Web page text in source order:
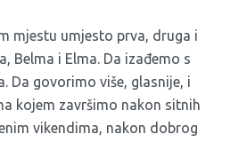
mjestu umjesto prva, druga i
Belma i Elma. Da izađemo s
Da govorimo više, glasnije, i
kojem završimo nakon sitnih
vikendima, nakon dobrog